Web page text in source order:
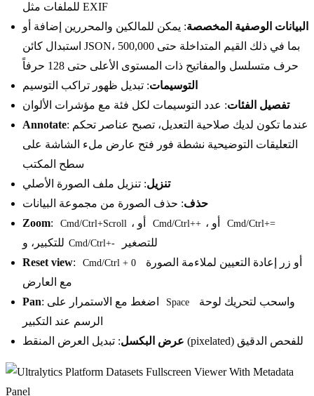
للملفات مثل EXIF
البيانات الوصفية المخصصة: يمكن للمالكين والمحررين إضافة أو
استبدال كائن JSON، بما في ذلك القيم المتداخلة حتى 500,000
حرف متسلسل والمفاتيح ذات المستوى الأعلى حتى 128 حرفاً
التوسيمات: تبديل ظهور تراكب التوسيم
تفصيل الفئات: عدد التوسيمات لكل فئة مع مؤشرات الألوان
Annotate: عندما تكون لديك صلاحية التعديل، تصبح عناصر تحكم
التعليقات التوضيحية نشطة فور فتح عارض ملء الشاشة على
سطح المكتب
تنزيل: تنزيل ملف الصورة الأصلي
حذف: حذف الصورة من مجموعة البيانات
Zoom: Cmd/Ctrl+Scroll Cmd/Ctrl++ Cmd/Ctrl+=
للتكبير، و Cmd/Ctrl+-
للتصغير
Reset view: Cmd/Ctrl + 0
مع العارض
Pan
Space
الرسم عند التكبير
عرض البكسل
: تبديل العرض المنقط (pixelated) للفحص الدقيق